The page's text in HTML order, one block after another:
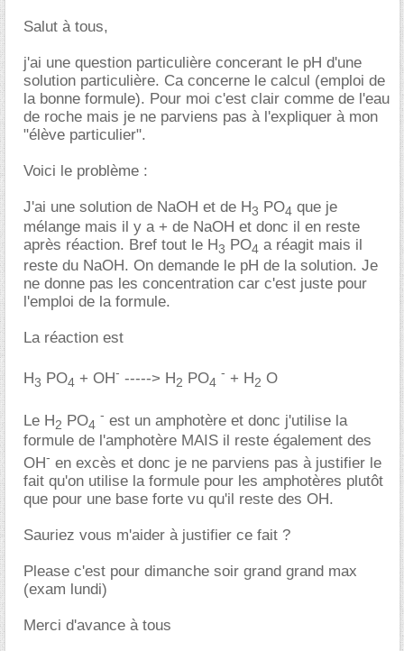
Salut à tous,
j'ai une question particulière concerant le pH d'une
solution particulière. Ca concerne le calcul (emploi de
la bonne formule). Pour moi c'est clair comme de l'eau
de roche mais je ne parviens pas à l'expliquer à mon
"élève particulier".
Voici le problème :
J'ai une solution de NaOH et de H3 PO4 que je
mélange mais il y a + de NaOH et donc il en reste
après réaction. Bref tout le H3 PO4 a réagit mais il
reste du NaOH. On demande le pH de la solution. Je
ne donne pas les concentration car c'est juste pour
l'emploi de la formule.
La réaction est
H3 PO4 + OH- -----> H2 PO4
- + H2 O
Le H2 PO4
- est un amphotère et donc j'utilise la
formule de l'amphotère MAIS il reste également des
OH- en excès et donc je ne parviens pas à justifier le
fait qu'on utilise la formule pour les amphotères plutôt
que pour une base forte vu qu'il reste des OH.
Sauriez vous m'aider à justifier ce fait ?
Please c'est pour dimanche soir grand grand max
(exam lundi)
Merci d'avance à tous